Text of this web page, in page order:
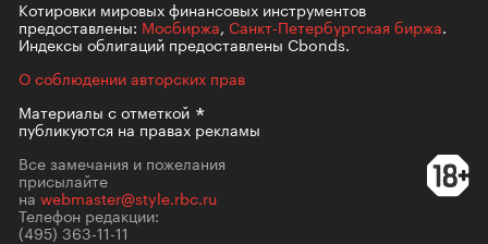
Котировки мировых финансовых инструментов
предоставлены: Мосбиржа, Санкт-Петербургская биржа.
Индексы облигаций предоставлены Cbonds.
О соблюдении авторских прав
Материалы сотметкой
публикуются на правах рекламы
Все замечания и пожелания
присылайте
на webmaster@style.rbc.ru
Телефон редакции:
(495) 363-11-11